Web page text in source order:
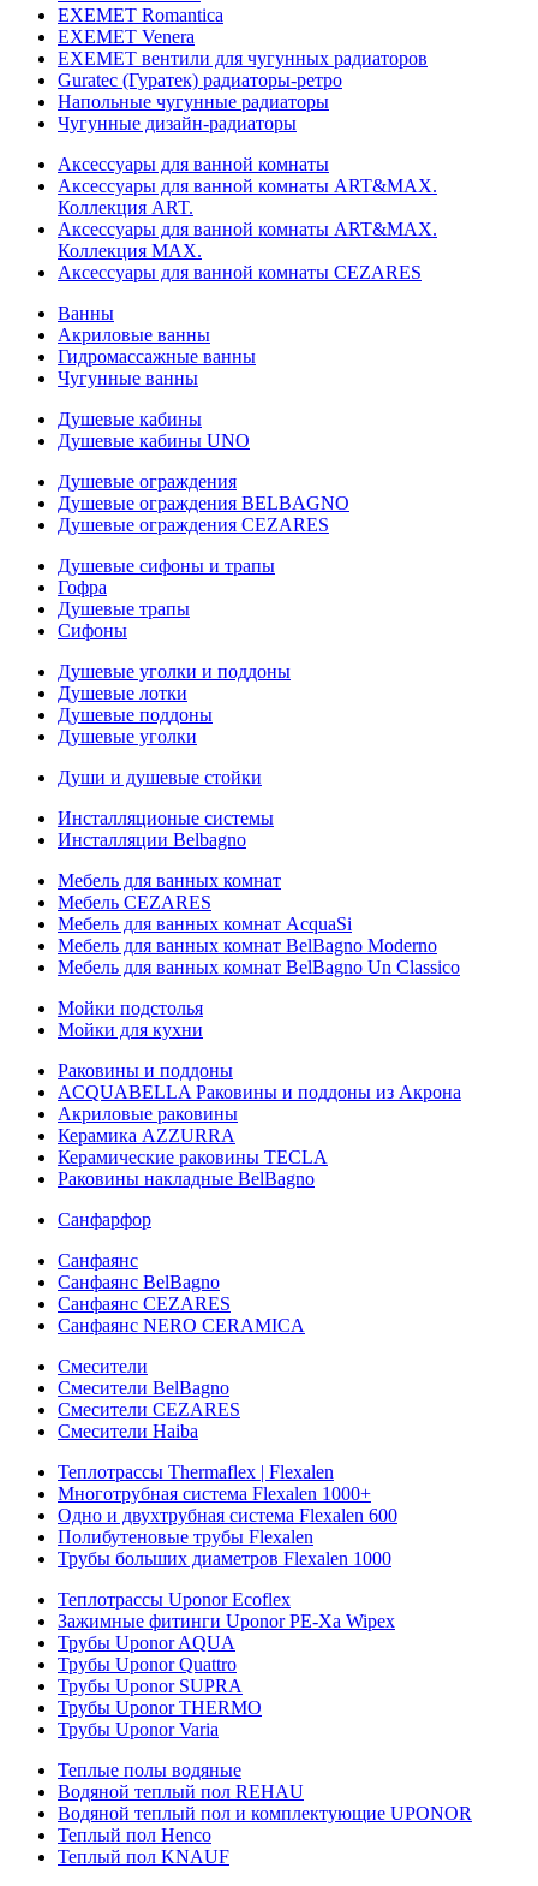
EXEMET Romantica
EXEMET Venera
EXEMET вентили для чугунных радиаторов
Guratec (Гуратек) радиаторы-ретро
Напольные чугунные радиаторы
Чугунные дизайн-радиаторы
Аксессуары для ванной комнаты
Аксессуары для ванной комнаты ART&MAX.
Коллекция ART.
Аксессуары для ванной комнаты ART&MAX.
Коллекция MAX.
Аксессуары для ванной комнаты CEZARES
Ванны
Акриловые ванны
Гидромассажные ванны
Чугунные ванны
Душевые кабины
Душевые кабины UNO
Душевые ограждения
Душевые ограждения BELBAGNO
Душевые ограждения CEZARES
Душевые сифоны и трапы
Гофра
Душевые трапы
Сифоны
Душевые уголки и поддоны
Душевые лотки
Душевые поддоны
Душевые уголки
Души и душевые стойки
Инсталляционые системы
Инсталляции Belbagno
Мебель для ванных комнат
Мебель CEZARES
Мебель для ванных комнат AcquaSi
Мебель для ванных комнат BelBagno Moderno
Мебель для ванных комнат BelBagno Un Classico
Мойки подстолья
Мойки для кухни
Раковины и поддоны
ACQUABELLA Раковины и поддоны из Акрона
Акриловые раковины
Керамика AZZURRA
Керамические раковины TECLA
Раковины накладные BelBagno
Санфарфор
Санфаянс
Санфаянс BelBagno
Санфаянс CEZARES
Санфаянс NERO CERAMICA
Смесители
Смесители BelBagno
Смесители CEZARES
Смесители Haiba
Теплотрассы Thermaflex | Flexalen
Многотрубная система Flexalen 1000+
Одно и двухтрубная система Flexalen 600
Полибутеновые трубы Flexalen
Трубы больших диаметров Flexalen 1000
Теплотрассы Uponor Ecoflex
Зажимные фитинги Uponor PE-Xa Wipex
Трубы Uponor AQUA
Трубы Uponor Quattro
Трубы Uponor SUPRA
Трубы Uponor THERMO
Трубы Uponor Varia
Теплые полы водяные
Водяной теплый пол REHAU
Водяной теплый пол и комплектующие UPONOR
Теплый пол Henco
Теплый пол KNAUF